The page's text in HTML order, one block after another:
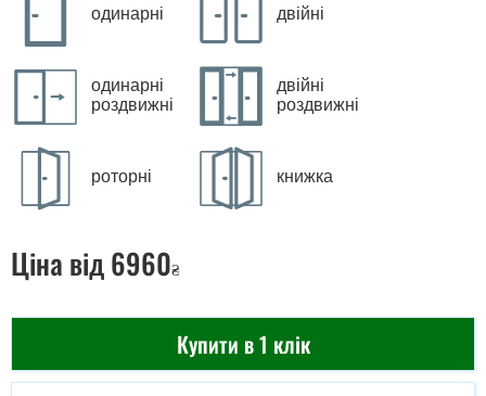
одинарні двійні
одинарні
роздвижні
двійні
роздвижні
роторні книжка
Ціна від 6960₴
Купити в 1 клік